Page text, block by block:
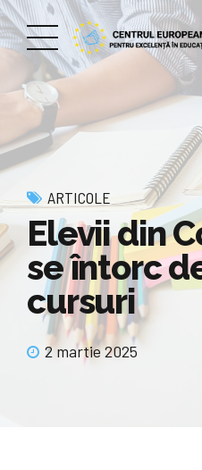
ARTICOLE
Elevii din
se întorc
cursuri
2 martie 2025